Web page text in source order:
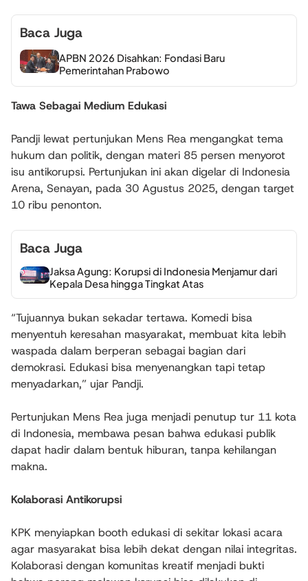
Baca Juga
APBN 2026 Disahkan: Fondasi Baru
Pemerintahan Prabowo
Tawa Sebagai Medium Edukasi
Pandji lewat pertunjukan Mens Rea mengangkat tema
hukum dan politik, dengan materi 85 persen menyorot
isu antikorupsi. Pertunjukan ini akan digelar di Indonesia
Arena, Senayan, pada 30 Agustus 2025, dengan target
10 ribu penonton.
Baca Juga
Jaksa Agung: Korupsi di Indonesia Menjamur dari
Kepala Desa hingga Tingkat Atas
“Tujuannya bukan sekadar tertawa. Komedi bisa
menyentuh keresahan masyarakat, membuat kita lebih
waspada dalam berperan sebagai bagian dari
demokrasi. Edukasi bisa menyenangkan tapi tetap
menyadarkan,” ujar Pandji.
Pertunjukan Mens Rea juga menjadi penutup tur 11 kota
di Indonesia, membawa pesan bahwa edukasi publik
dapat hadir dalam bentuk hiburan, tanpa kehilangan
makna.
Kolaborasi Antikorupsi
KPK menyiapkan booth edukasi di sekitar lokasi acara
agar masyarakat bisa lebih dekat dengan nilai integritas.
Kolaborasi dengan komunitas kreatif menjadi bukti